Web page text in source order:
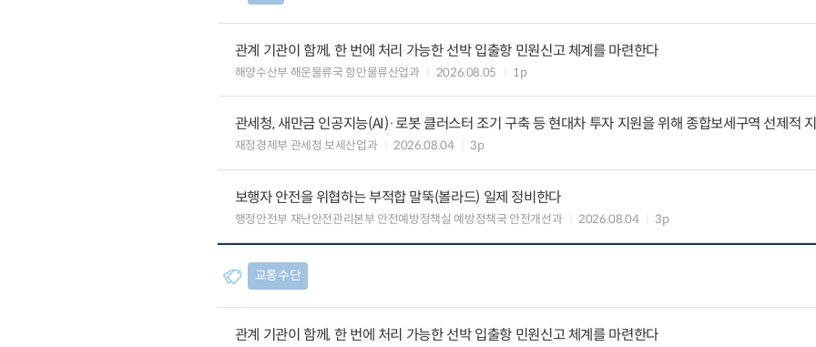
관계 기관이 함께, 한 번에 처리 가능한 선박 입출항 민원신고 체계를 마련한다
해양수산부 해운물류국 항만물류산업과 2026.08.05 1p
관세청, 새만금 인공지능(AI)·로봇 클러스터 조기 구축 등 현대차 투자 지원을 위해 종합보세구역 선제적
재정경제부 관세청 보세산업과 2026.08.04 3p
보행자 안전을 위협하는 부적합 말뚝(볼라드) 일제 정비한다
행정안전부 재난안전관리본부 안전예방정책실 예방정책국 안전개선과 2026.08.04 3p
교통수단
관계 기관이 함께, 한 번에 처리 가능한 선박 입출항 민원신고 체계를 마련한다